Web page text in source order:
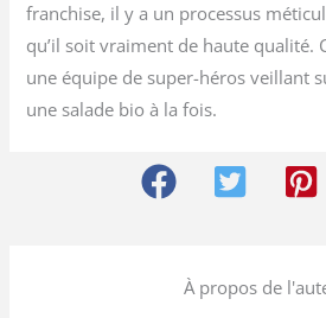
franchise, il y a un processus
qu’il soit vraiment de haute qualité.
une équipe de super-héros veillant
une salade bio à la fois.
À propos de